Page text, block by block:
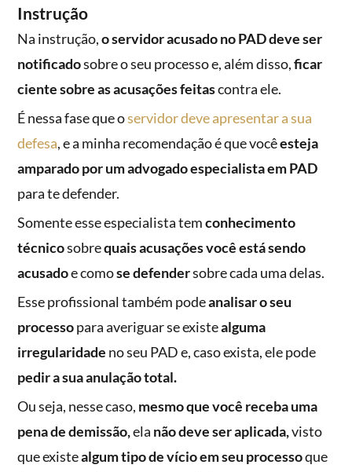
Instrução
Na instrução,o servidor acusado no PAD deve ser
notificadosobre o seu processo e, além disso,ficar
ciente sobre as acusações feitascontra ele.
É nessa fase que oservidor deve apresentar a sua
defesa, e a minha recomendação é que vocêesteja
amparado por um advogado especialista em PAD
para te defender.
Somente esse especialista temconhecimento
técnicosobrequais acusações você está sendo
acusadoe comose defendersobre cada uma delas.
Esse profissional também podeanalisar o seu
processopara averiguar se existealguma
irregularidade no seu PAD e, caso exista, ele pode
pedir a sua anulação total.
Ou seja, nesse caso, mesmo que você receba uma
pena de demissão,ela não deve ser aplicada,visto
que existealgum tipo de vício em seu processoque